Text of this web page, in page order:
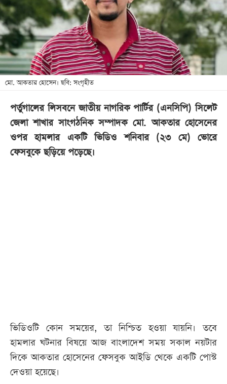
খেলা
বিনোদন
লাইফ
স্টাইল
শিক্ষা
সব
বিভাগ
ছবি
মো. আকতার হোসেন। ছবি: সংগৃহীত
পর্তুগালের লিসবনে জাতীয় নাগরিক পার্টির (এনসিপি) সিলেট
জেলা শাখার সাংগঠনিক সম্পাদক মো. আকতার হোসেনের
ওপর হামলার একটি ভিডিও শনিবার (২৩ মে) ভোরে
ফেসবুকে ছড়িয়ে পড়েছে।
ভিডিওটি কোন সময়ের, তা নিশ্চিত হওয়া যায়নি। তবে
হামলার ঘটনার বিষয়ে আজ বাংলাদেশ সময় সকাল নয়টার
দিকে আকতার হোসেনের ফেসবুক আইডি থেকে একটি পোস্ট
দেওয়া হয়েছে।